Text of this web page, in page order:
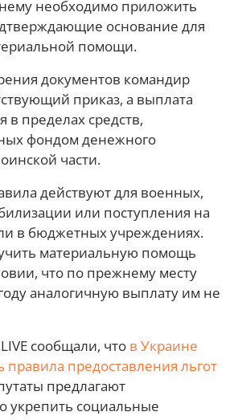
необходимо приложить
основание для
помощи.
документов командир
приказ, а выплата
в пределах средств,
фондом денежного
части.
действуют для военных,
или поступления на
в бюджетных учреждениях.
материальную помощь
что по прежнему месту
аналогичную выплату им не
сообщали, что в Украине
правила предоставления льгот
предлагают
укрепить социальные